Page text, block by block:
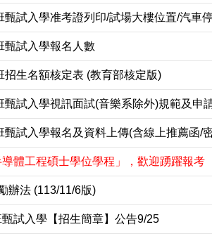
試入學准考證列印/試場大樓位置/汽車
甄試入學報名人數
生名額核定表 (教育部核定版)
試入學視訊面試(音樂系除外)規範及申
試入學報名及資料上傳(含線上推薦函/
體工程碩士學位學程」，歡迎踴躍報考
辦法 (113/11/6版)
試入學【招生簡章】公告9/25